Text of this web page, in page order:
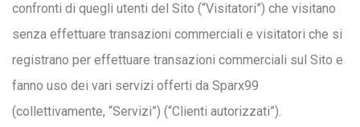
confronti di quegli utenti del Sito (“Visitatori”) che visitano
senza effettuare transazioni commerciali e visitatori che si
registrano per effettuare transazioni commerciali sul Sito e
fanno uso dei vari servizi offerti da Sparx99
(collettivamente, “Servizi”) (“Clienti autorizzati”).